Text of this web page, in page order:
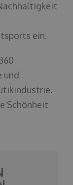
ein.
und
Schönheit